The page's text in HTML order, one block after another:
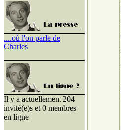
....où l'on parle de
Charles
Il y a actuellement 204
invité(e)s et 0 membres
en ligne